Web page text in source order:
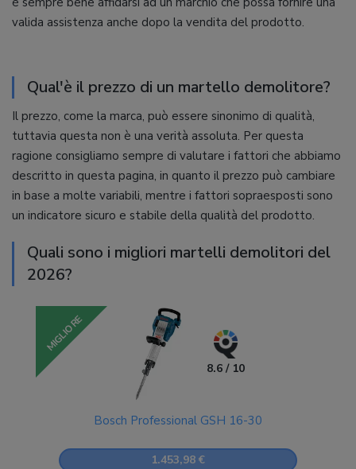
valida assistenza anche dopo la vendita del prodotto.
Qual'è il prezzo di un martello demolitore?
Il prezzo, come la marca, può essere sinonimo di qualità,
tuttavia questa non è una verità assoluta. Per questa
ragione consigliamo sempre di valutare i fattori che abbiamo
descritto in questa pagina, in quanto il prezzo può cambiare
in base a molte variabili, mentre i fattori sopraesposti sono
un indicatore sicuro e stabile della qualità del prodotto.
Quali sono i migliori martelli demolitori del
2026?
MIGLIORE
8.6 / 10
Bosch Professional GSH 16-30
1.453,98 €